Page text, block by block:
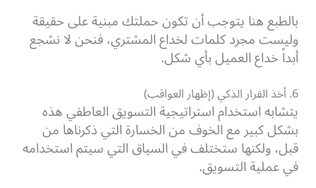
بالطبع هنا يتوجب أن تكون حملتك مبنية على حقيقة
وليست مجرد كلمات لخداع المشتري، فنحن لا نشجع
أبداً خداع العميل بأي شكل.
6. أخذ القرار الذكي (إظهار العواقب)
يتشابه استخدام استراتيجية التسويق العاطفي هذه
بشكل كبير مع الخوف من الخسارة التي ذكرناها من
قبل، ولكنها ستختلف في السياق التي سيتم استخدامه
في عملية التسويق.